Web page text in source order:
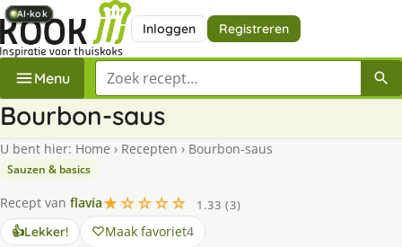
Inloggen Registreren
Menu Zoek een recept
Bourbon-saus
U bent hier: Home › Recepten › Bourbon-saus
Sauzen & basics
Recept van flavia★☆☆☆☆
1.33 (3)
👍Lekker! Maak favoriet4
AI-kok
AI-kok
AI-kok
AI-kok
AI-kok
AI-kok
AI-kok
AI-kok